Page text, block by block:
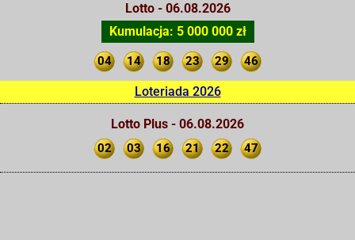
Lotto - 06.08.2026
Kumulacja: 5 000 000 zł
04 14 18 23 29 46
Loteriada 2026
Lotto Plus - 06.08.2026
02 03 16 21 22 47